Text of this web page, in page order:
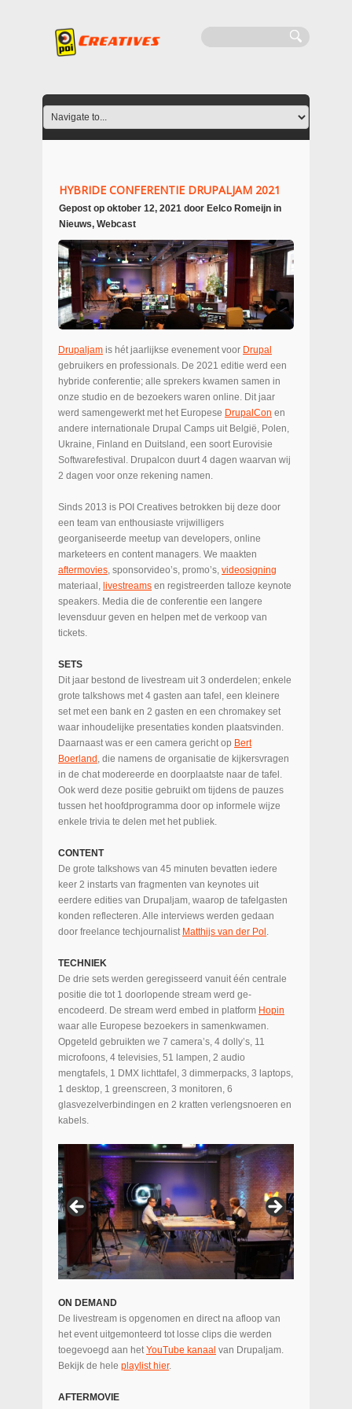
HYBRIDE CONFERENTIE DRUPALJAM 2021
Gepost op oktober 12, 2021 door Eelco Romeijn in
Nieuws, Webcast
Drupaljam is hét jaarlijkse evenement voor Drupal
gebruikers en professionals. De 2021 editie werd een
hybride conferentie; alle sprekers kwamen samen in
onze studio en de bezoekers waren online. Dit jaar
werd samengewerkt met het Europese DrupalCon en
andere internationale Drupal Camps uit België, Polen,
Ukraine, Finland en Duitsland, een soort Eurovisie
Softwarefestival. Drupalcon duurt 4 dagen waarvan wij
2 dagen voor onze rekening namen.
Sinds 2013 is POI Creatives betrokken bij deze door
een team van enthousiaste vrijwilligers
georganiseerde meetup van developers, online
marketeers en content managers. We maakten
aftermovies, sponsorvideo’s, promo’s, videosigning
materiaal, livestreams en registreerden talloze keynote
speakers. Media die de conferentie een langere
levensduur geven en helpen met de verkoop van
tickets.
SETS
Dit jaar bestond de livestream uit 3 onderdelen; enkele
grote talkshows met 4 gasten aan tafel, een kleinere
set met een bank en 2 gasten en een chromakey set
waar inhoudelijke presentaties konden plaatsvinden.
Daarnaast was er een camera gericht op Bert
Boerland , die namens de organisatie de kijkersvragen
in de chat modereerde en doorplaatste naar de tafel.
Ook werd deze positie gebruikt om tijdens de pauzes
tussen het hoofdprogramma door op informele wijze
enkele trivia te delen met het publiek.
CONTENT
De grote talkshows van 45 minuten bevatten iedere
keer 2 instarts van fragmenten van keynotes uit
eerdere edities van Drupaljam, waarop de tafelgasten
konden reflecteren. Alle interviews werden gedaan
door freelance techjournalist Matthijs van der Pol .
TECHNIEK
De drie sets werden geregisseerd vanuit één centrale
positie die tot 1 doorlopende stream werd ge-
encodeerd. De stream werd embed in platform Hopin
waar alle Europese bezoekers in samenkwamen.
Opgeteld gebruikten we 7 camera’s, 4 dolly’s, 11
microfoons, 4 televisies, 51 lampen, 2 audio
mengtafels, 1 DMX lichttafel, 3 dimmerpacks, 3 laptops,
1 desktop, 1 greenscreen, 3 monitoren, 6
glasvezelverbindingen en 2 kratten verlengsnoeren en
kabels.
ON DEMAND
De livestream is opgenomen en direct na afloop van
het event uitgemonteerd tot losse clips die werden
toegevoegd aan het YouTube kanaal van Drupaljam.
Bekijk de hele playlist hier.
AFTERMOVIE